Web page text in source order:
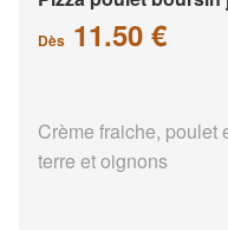
Dès 11.50 €
Crème fraiche, poulet
terre et oignons